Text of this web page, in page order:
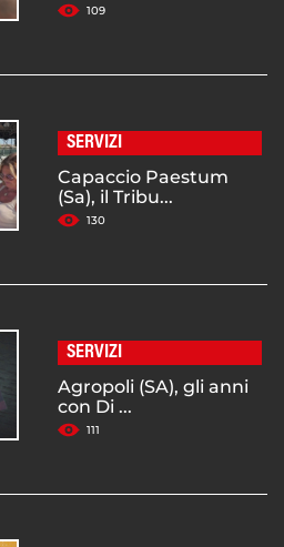
109
SERVIZI
Capaccio Paestum
(Sa), il Tribu...
130
SERVIZI
Agropoli (SA), gli anni
con Di ...
111